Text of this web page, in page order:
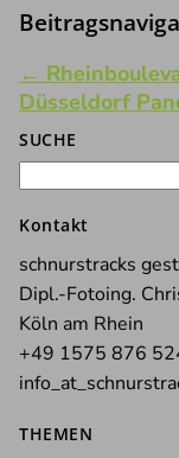
←
Düsseldorf
SUCHE
Kontakt
schnurstracks
Dipl.-Fotoing.
Köln am Rhein
+49 1575 876
THEMEN